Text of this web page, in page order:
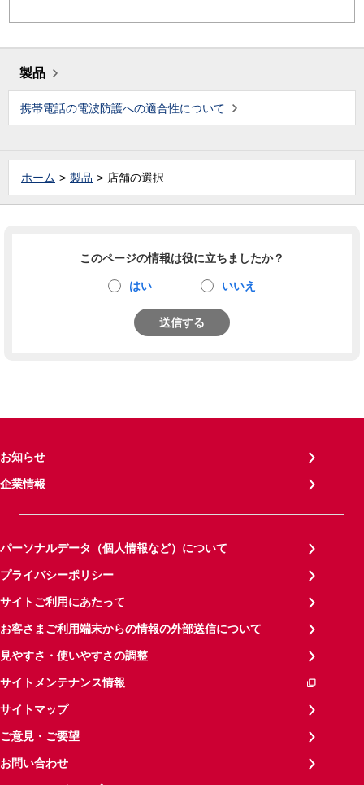
製品
携帯電話の電波防護への適合性について
ホーム 製品 店舗の選択
このページの情報は役に立ちましたか？
はい いいえ
送信する
お知らせ
企業情報
パーソナルデータ（個人情報など）について
プライバシーポリシー
サイトご利用にあたって
お客さまご利用端末からの情報の外部送信について
見やすさ・使いやすさの調整
サイトメンテナンス情報
サイトマップ
ご意見・ご要望
お問い合わせ